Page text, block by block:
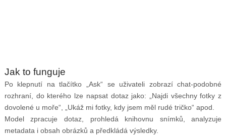
Jak to funguje
Po klepnutí na tlačítko „Ask“ se uživateli zobrazí chat-podobné
rozhraní, do kterého lze napsat dotaz jako: „Najdi všechny fotky z
dovolené u moře“, „Ukáž mi fotky, kdy jsem měl rudé tričko“ apod.
Model zpracuje dotaz, prohledá knihovnu snímků, analyzuje
metadata i obsah obrázků a předkládá výsledky.